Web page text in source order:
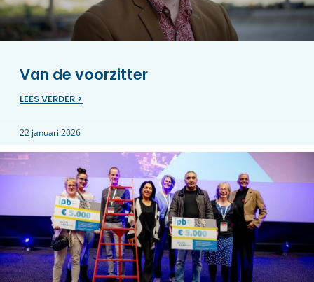
Van de voorzitter
LEES VERDER >
22 januari 2026